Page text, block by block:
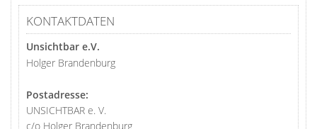
KONTAKTDATEN
Unsichtbar e.V.
Holger Brandenburg
Postadresse:
UNSICHTBAR e. V.
c/o Holger Brandenburg